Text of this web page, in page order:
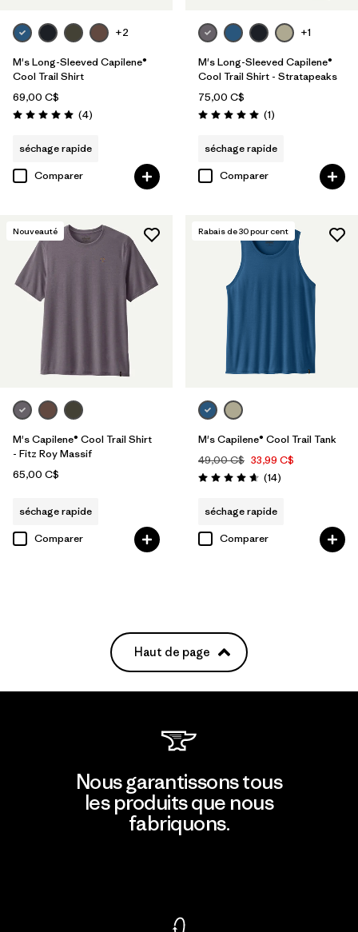
+2
M's Long-Sleeved Capilene®
Cool Trail Shirt
69,00 C$
Évaluation: 5.0 / 5
(4Avis
)
séchage rapide
Comparer
+1
M's Long-Sleeved Capilene®
Cool Trail Shirt - Stratapeaks
75,00 C$
Évaluation: 5.0 / 5
(1Avis
)
séchage rapide
Comparer
Nouveauté
M's Capilene® Cool Trail Shirt
- Fitz Roy Massif
65,00 C$
séchage rapide
Comparer
Rabais de30pour cent
M's Capilene® Cool Trail Tank
49,00 C$ 33,99 C$
Évaluation: 4.6 / 5
(14Avis
)
séchage rapide
Comparer
Haut de page
Nous garantissons tous
les produits que nous
fabriquons.